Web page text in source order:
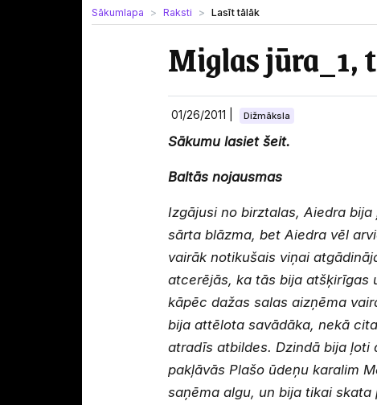
Sākumlapa Raksti Lasīt tālāk
Miglas jūra_1,
01/26/2011 Dižmāksla
Sākumu lasiet šeit.
Baltās nojausmas
Izgājusi no birztalas, Aiedra
sārta blāzma, bet Aiedra vēl
vairāk notikušais viņai
atcerējās, ka tās bija atšķirīgas
kāpēc dažas salas aizņēma
bija attēlota savādāka, nekā
atradīs atbildes. Dzindā bija ļoti
pakļāvās Plašo ūdeņu karalim
saņēma algu, un bija tikai